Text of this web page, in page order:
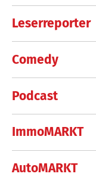
Leserreporter
Comedy
Podcast
ImmoMARKT
AutoMARKT